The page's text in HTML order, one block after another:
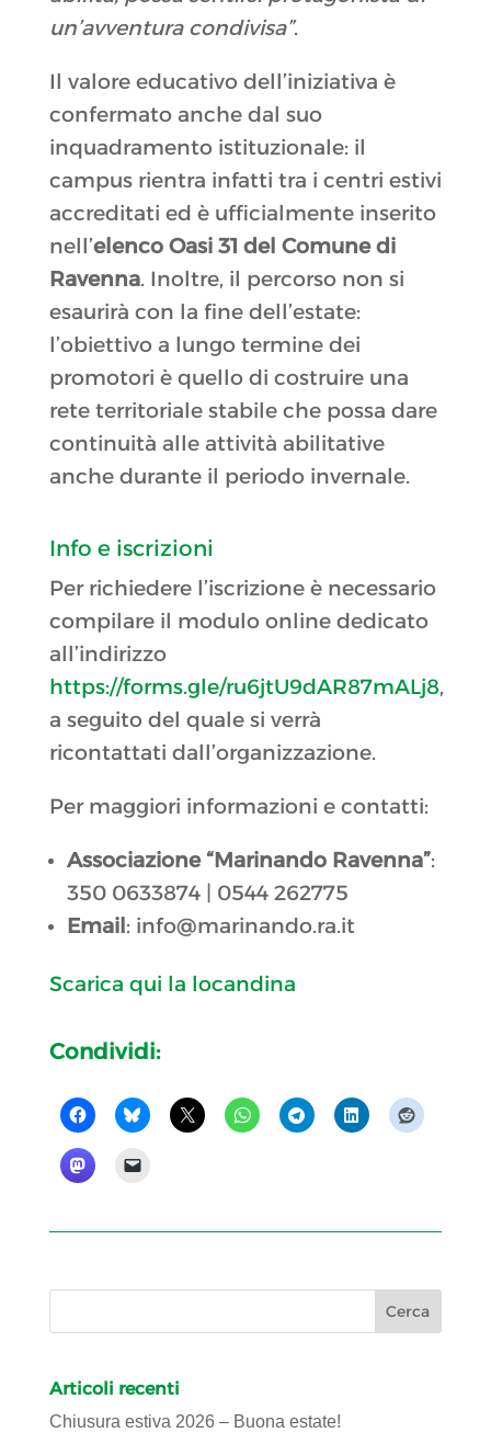
un’avventura condivisa”.
Il valore educativo dell’iniziativa è
confermato anche dal suo
inquadramento istituzionale: il
campus rientra infatti tra i centri estivi
accreditati ed è ufficialmente inserito
nell’elenco Oasi 31 del Comune di
Ravenna. Inoltre, il percorso non si
esaurirà con la fine dell’estate:
l’obiettivo a lungo termine dei
promotori è quello di costruire una
rete territoriale stabile che possa dare
continuità alle attività abilitative
anche durante il periodo invernale.
Info e iscrizioni
Per richiedere l’iscrizione è necessario
compilare il modulo online dedicato
all’indirizzo
https://forms.gle/ru6jtU9dAR87mALj8,
a seguito del quale si verrà
ricontattati dall’organizzazione.
Per maggiori informazioni e contatti:
Associazione “Marinando Ravenna”:
350 0633874 | 0544 262775
Email : info@marinando.ra.it
Scarica qui la locandina
Condividi:
Articoli recenti
Chiusura estiva 2026 – Buona estate!